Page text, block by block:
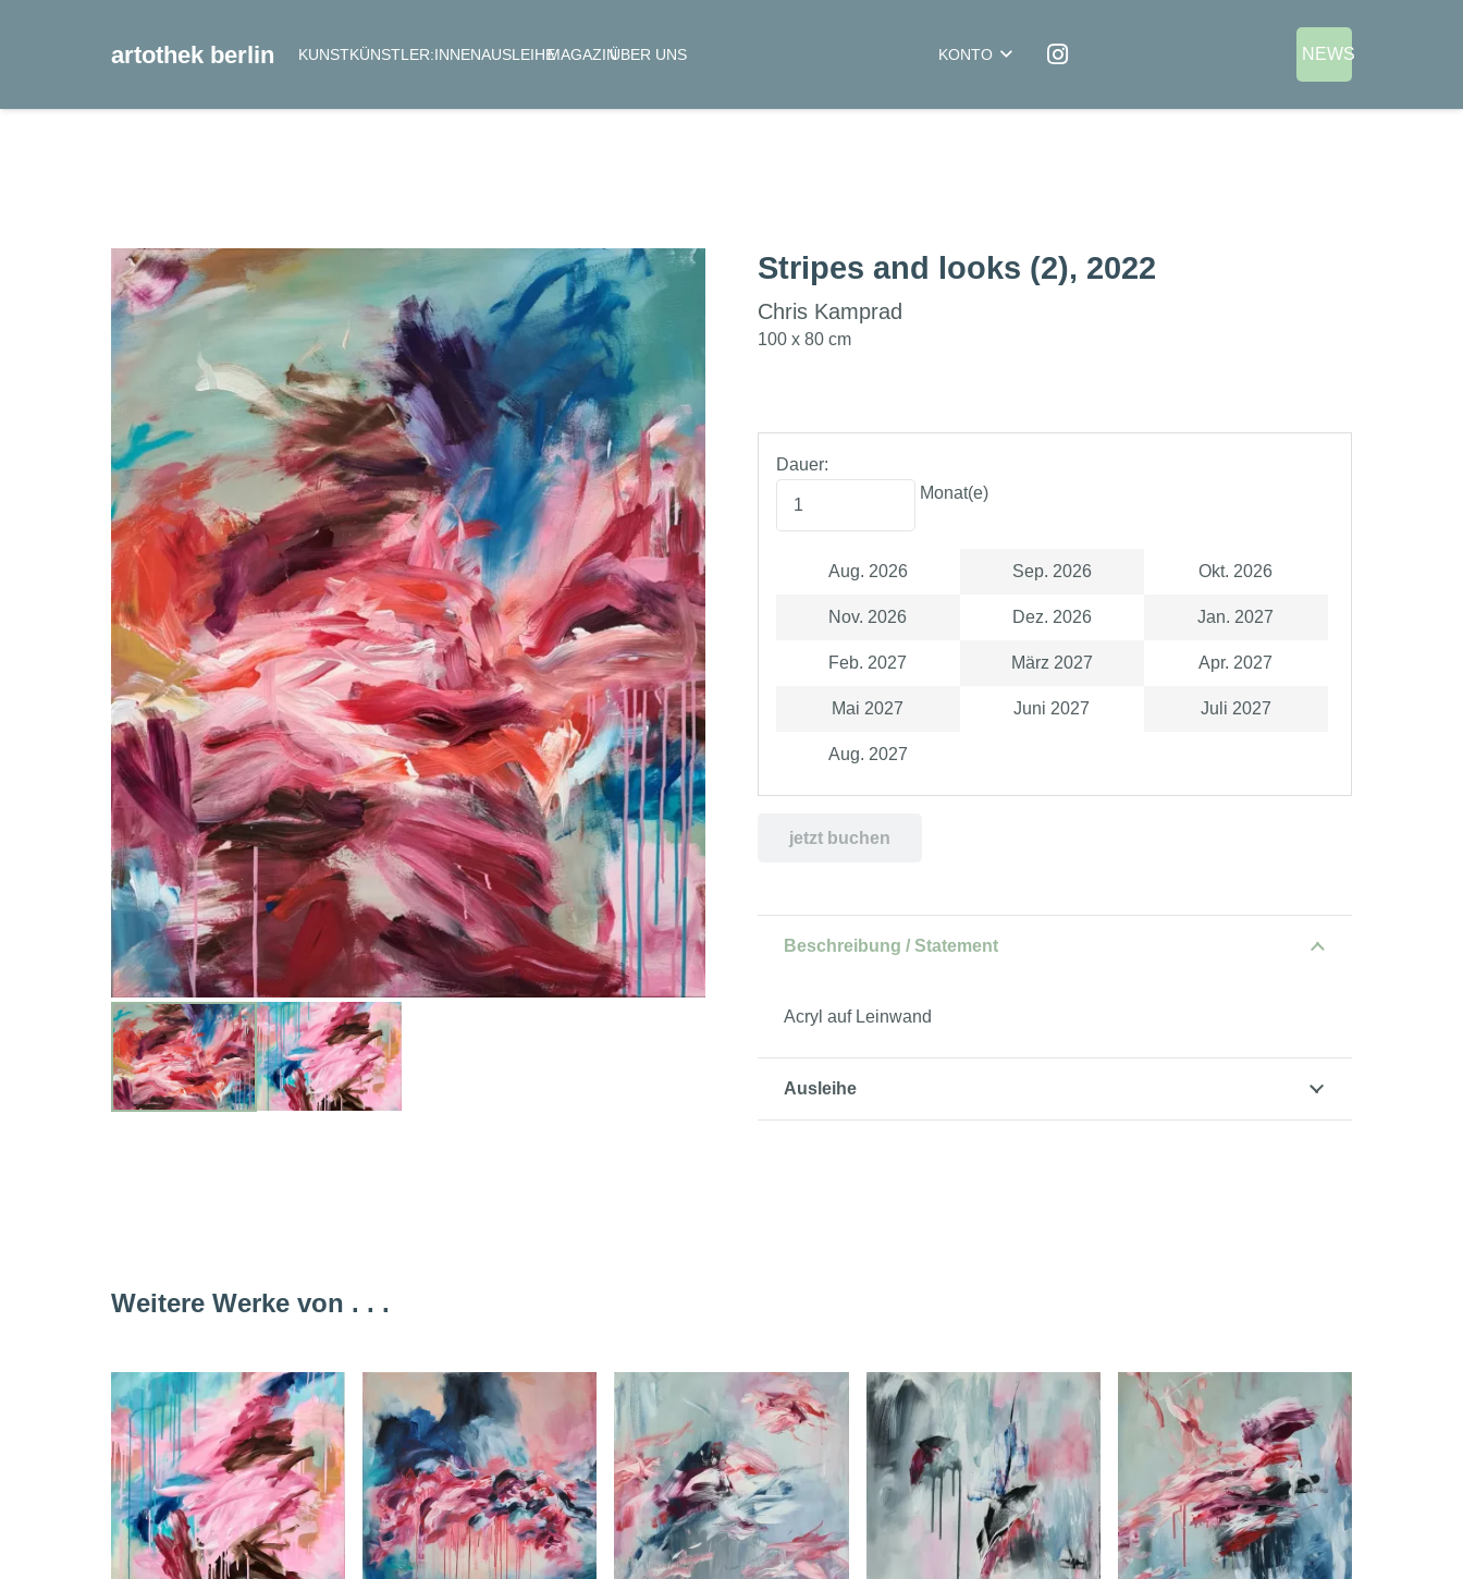
artothek berlin KUNSTKÜNSTLER:INNENAUSLEIHEMAGAZINÜBER UNS KONTO NEWS
Stripes and looks (2), 2022
Chris Kamprad
100 x 80 cm
Dauer:
Monat(e)
Aug. 2026 Sep. 2026 Okt. 2026
Nov. 2026 Dez. 2026 Jan. 2027
Feb. 2027 März 2027 Apr. 2027
Mai 2027 Juni 2027 Juli 2027
Aug. 2027
jetzt buchen
Beschreibung / Statement
Acryl auf Leinwand
Ausleihe
Weitere Werke von . . .